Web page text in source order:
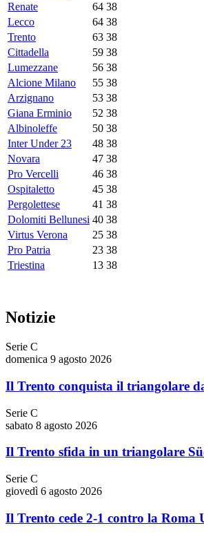
Renate
64 38
Lecco
64 38
Trento
63 38
Cittadella
59 38
Lumezzane
56 38
Alcione Milano
55 38
Arzignano
53 38
Giana Erminio
52 38
Albinoleffe
50 38
Inter Under 23
48 38
Novara
47 38
Pro Vercelli
46 38
Ospitaletto
45 38
Pergolettese
41 38
Dolomiti Bellunesi 40 38
Virtus Verona
25 38
Pro Patria
23 38
Triestina
13 38
Notizie
Serie C
domenica 9 agosto 2026
Il Trento conquista il triangolare
Serie C
sabato 8 agosto 2026
Il Trento sfida in un triangolare
Serie C
giovedì 6 agosto 2026
Il Trento cede 2-1 contro la Roma